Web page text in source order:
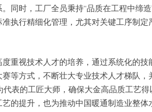
同时，工厂全员秉持“品质在工程中缔
执行精细化管理，尤其对关键工序制
重视技术人才的培养，通过系统化的技
等方式，不断壮大专业技术人才梯队，
代表的工匠大师，确保大金高品质工艺
的提升，也为推动中国暖通制造业整体